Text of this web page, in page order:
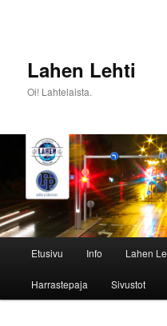
Lahen Lehti
Oi! Lahtelaista.
Etusivu Info Lahen
Harrastepaja Sivustot